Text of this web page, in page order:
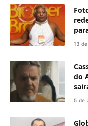
13
do
5 de